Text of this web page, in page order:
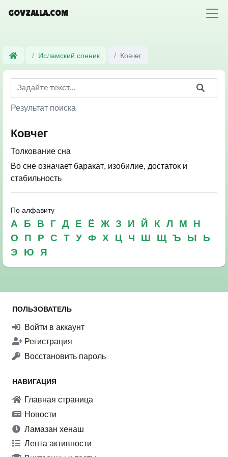
GOVZALLA.COM
Исламский сонник Ковчег
Результат поиска
Ковчег
Толкование сна
Во сне означает баракат, изобилие, достаток и
стабильность
По алфавиту
А Б В Г Д Е Ё Ж З И Й К Л М Н
О П Р С Т У Ф Х Ц Ч Ш Щ Ъ Ы Ь
Э Ю Я
ПОЛЬЗОВАТЕЛЬ
Войти в аккаунт
Регистрация
Восстановить пароль
НАВИГАЦИЯ
Главная страница
Новости
Ламазан хенаш
Лента активности